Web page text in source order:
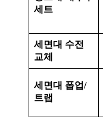
세트
세면대 수전
교체
세면대 폽업/
트랩